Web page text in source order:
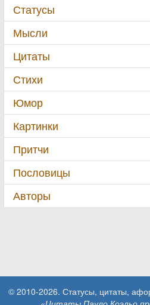
Статусы
Мысли
Цитаты
Стихи
Юмор
Картинки
Притчи
Пословицы
Авторы
© 2010-2026. Статусы, цитаты,